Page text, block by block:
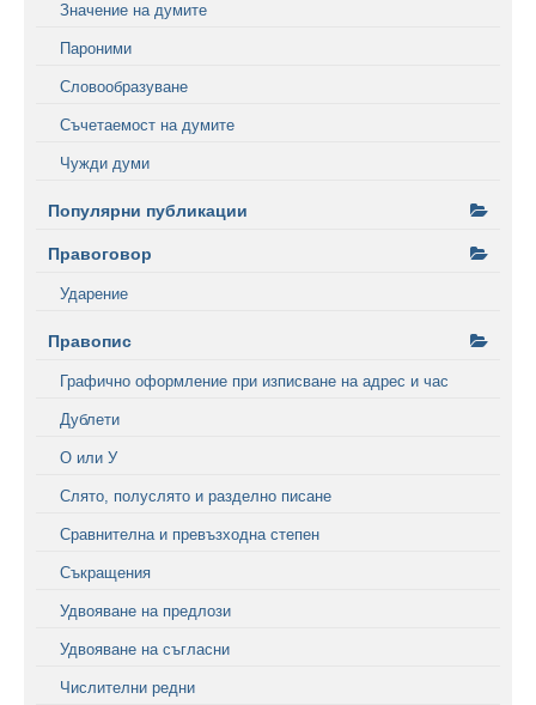
Значение на думите
Пароними
Словообразуване
Съчетаемост на думите
Чужди думи
Популярни публикации
Правоговор
Ударение
Правопис
Графично оформление при изписване на адрес и час
Дублети
О или У
Слято, полуслято и разделно писане
Сравнителна и превъзходна степен
Съкращения
Удвояване на предлози
Удвояване на съгласни
Числителни редни